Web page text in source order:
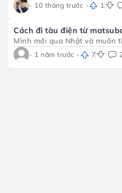
dễ chịu hơn không?
sự là chi phí đi lại ở đây
ngày nào cũng đi tàu, mỗi
cóp thì mua xe đạp chạy gần
tiết kiệm vừa tập thể dục.
đông lạnh thì lại ngán… 🥶
- 10 tháng trước - 1
Cách đi tàu điện từ
Mình mới qua Nhật và muốn
ko biết cách đi như thế nào từ
mua vé 1,2 ngày ạ mọi người
- 1 năm trước - 7